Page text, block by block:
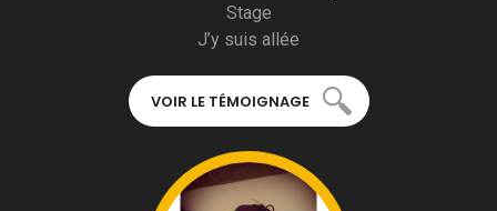
Stage
J’y suis allée
VOIR LE TÉMOIGNAGE